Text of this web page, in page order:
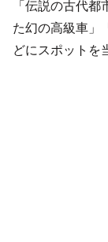
「伝説の古代
た幻の高級車」
どにスポットを